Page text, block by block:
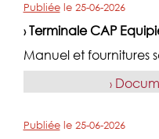
Publiéele 25-06-2026
› Terminale CAP
Manuel et fournitures
›
Publiéele 25-06-2026